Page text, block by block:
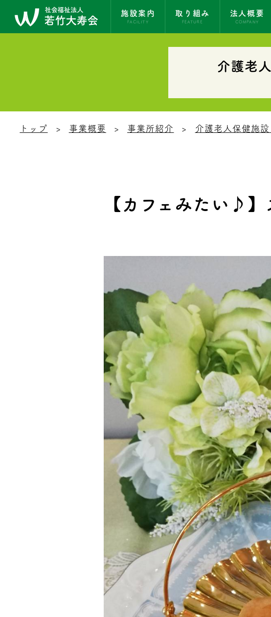
施設案内
FACILITY
取り組み
FEATURE
法人概要
COMPANY
介護老
トップ 事業概要 事業所紹介 介護老人保健施
【カフェみたい♪